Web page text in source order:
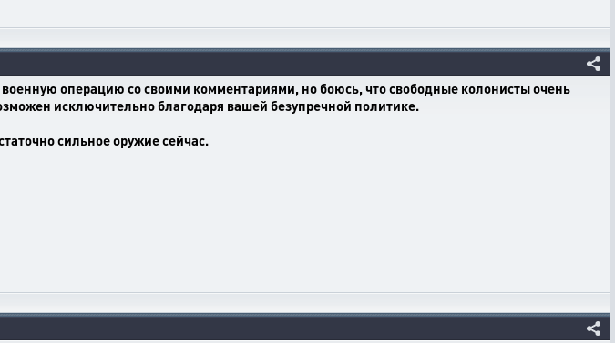
операцию со своими комментариями, но боюсь, что свободные колонисты очень
исключительно благодаря вашей безупречной политике.
сильное оружие сейчас.